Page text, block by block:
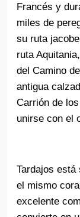
Francés y
miles de
su ruta
ruta
del Camino
antigua
Carrión de
unirse con el
Tardajos
el mismo
excelente
Volver al índice